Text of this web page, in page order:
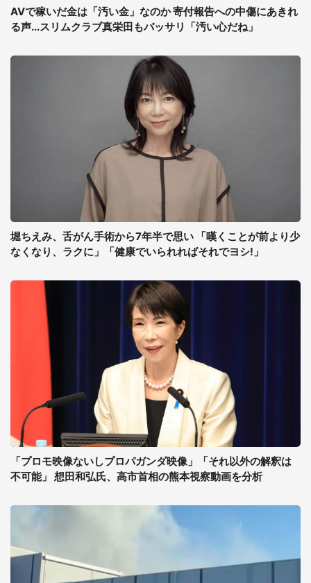
AVで稼いだ金は「汚い金」なのか 寄付報告への中傷にあきれ
る声...スリムクラブ真栄田もバッサリ「汚い心だね」
堀ちえみ、舌がん手術から7年半で思い 「嘆くことが前より少
なくなり、ラクに」「健康でいられればそれでヨシ!」
「プロモ映像ないしプロパガンダ映像」「それ以外の解釈は
不可能」 想田和弘氏、高市首相の熊本視察動画を分析